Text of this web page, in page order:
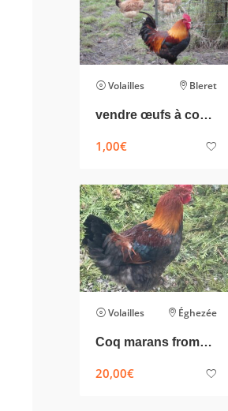
Volailles Bleret
vendre œufs à couver Marans Froment, Marans & Rhode Island. Poussins aussi disponible
1,00€
Volailles Éghezée
Coq marans froment 5mois
20,00€